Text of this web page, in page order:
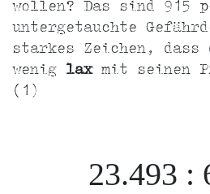
wollen? Das sind 915
untergetauchte
starkes Zeichen,
wenig laxmit seinen
(1)
23.493 :